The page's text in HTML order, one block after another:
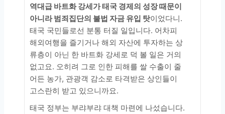
역대급 바트화 강세가 태국 경제의 성장 때문이
아니라 범죄집단의 불법 자금 유입 탓이었다니.
태국 국민들로선 분통 터질 일입니다. 어차피
해외여행을 즐기거나 해외 자산에 투자하는 상
류층이 아닌 한 바트화 강세로 덕 볼 일은 거의
없고요. 오히려 그로 인한 피해를 쌀 수출이 줄
어든 농가, 관광객 감소로 타격받은 상인들이
고스란히 받고 있으니까요.
태국 정부는 부랴부랴 대책 마련에 나섰습니다.